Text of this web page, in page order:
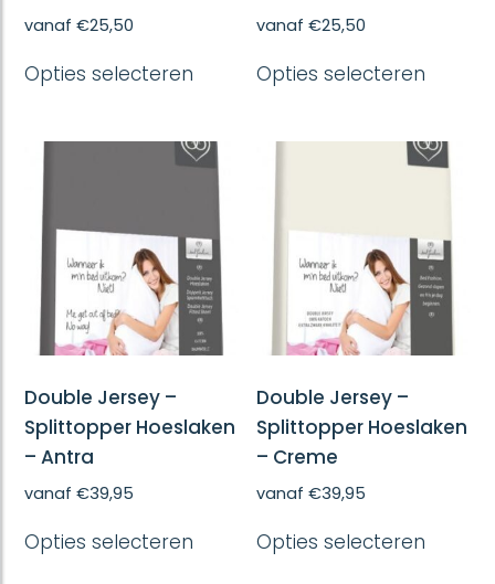
vanaf€25,50
Opties selecteren product
variaties.
Deze
optie
kan
gekozen
worden
op
de
productpagina
vanaf€25,50
Opties selecteren
Deze
op
de
Double Jersey –
Splittopper Hoeslaken
– Antra
vanaf€39,95
Opties selecteren product
Double Jersey –
Splittopper Hoeslaken
– Creme
vanaf€39,95
Opties selecteren